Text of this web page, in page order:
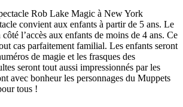
Rob Lake Magic à New York
convient aux enfants à partir de 5 ans. Le
l’accès aux enfants de moins de 4 ans. Ce
cas parfaitement familial. Les enfants seront
de magie et les frasques des
seront tout aussi impressionnés par les
avec bonheur les personnages du Muppets
tous !